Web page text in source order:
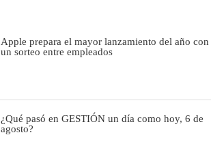
Apple prepara el mayor lanzamiento del año con
un sorteo entre empleados
¿Qué pasó en GESTIÓN un día como hoy, 6 de
agosto?